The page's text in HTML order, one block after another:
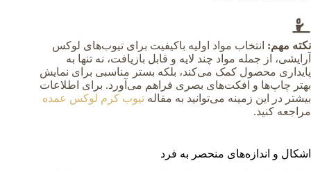
نکته مهم: انتخاب مواد اولیه باکیفیت برای تیوب‌های لوکس
آرایشی، از جمله مواد چند لایه و قابل بازیافت، نه تنها به
پایداری محصول کمک می‌کند، بلکه بستر مناسبی برای نمایش
بهتر چاپ‌ها و افکت‌های بصری فراهم می‌آورد. برای اطلاعات
بیشتر در این زمینه می‌توانید به مقاله تیوب کرم لوکس عمده
مراجعه کنید.
اشکال و اندازه‌های منحصر به فرد